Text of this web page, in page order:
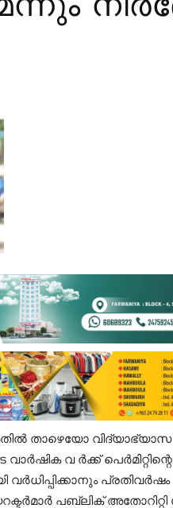
താഴെയോ
വ ർക്ക്
വർധിപ്പിക്കാനും പ്രതിവർഷം
പബ്ലിക്